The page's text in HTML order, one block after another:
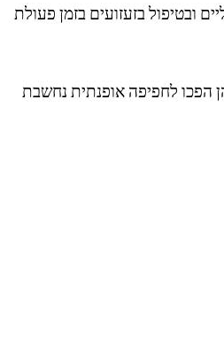
ובטיפול בזעזועים בזמן פעולת
ועיצובים שונים, והן הפכו לחפיפה אופנתית נחשבת